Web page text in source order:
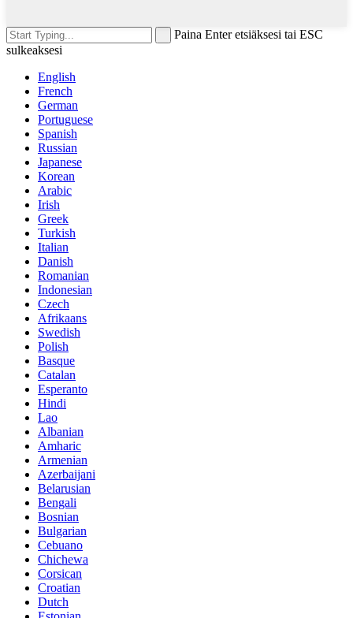
Paina Enter etsiäksesi tai ESC
sulkeaksesi
English
French
German
Portuguese
Spanish
Russian
Japanese
Korean
Arabic
Irish
Greek
Turkish
Italian
Danish
Romanian
Indonesian
Czech
Afrikaans
Swedish
Polish
Basque
Catalan
Esperanto
Hindi
Lao
Albanian
Amharic
Armenian
Azerbaijani
Belarusian
Bengali
Bosnian
Bulgarian
Cebuano
Chichewa
Corsican
Croatian
Dutch